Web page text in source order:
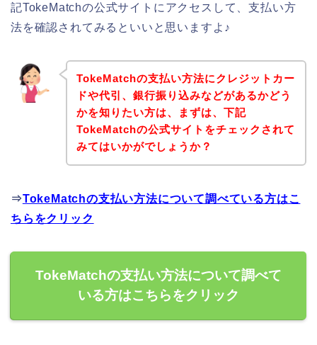
記TokeMatchの公式サイトにアクセスして、支払い方
法を確認されてみるといいと思いますよ♪
TokeMatchの支払い方法にクレジットカー
ドや代引、銀行振り込みなどがあるかどう
かを知りたい方は、まずは、下記
TokeMatchの公式サイトをチェックされて
みてはいかがでしょうか？
⇒TokeMatchの支払い方法について調べている方はこ
ちらをクリック
TokeMatchの支払い方法について調べて
いる方はこちらをクリック